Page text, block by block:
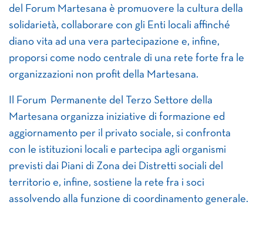
del Forum Martesana è promuovere la cultura della
solidarietà, collaborare con gli Enti locali affinché
diano vita ad una vera partecipazione e, infine,
proporsi come nodo centrale di una rete forte fra le
organizzazioni non profit della Martesana.
Il Forum Permanente del Terzo Settore della
Martesana organizza iniziative di formazione ed
aggiornamento per il privato sociale, si confronta
con le istituzioni locali e partecipa agli organismi
previsti dai Piani di Zona dei Distretti sociali del
territorio e, infine, sostiene la rete fra i soci
assolvendo alla funzione di coordinamento generale.